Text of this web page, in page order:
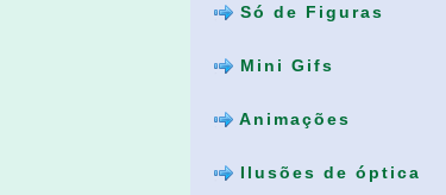
Só de Figuras
Mini Gifs
Animações
Ilusões de óptica